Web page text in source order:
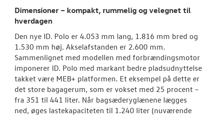
Dimensioner – kompakt, rummelig og velegnet til
hverdagen
Den nye ID. Polo er 4.053 mm lang, 1.816 mm bred og
1.530 mm høj. Akselafstanden er 2.600 mm.
Sammenlignet med modellen med forbrændingsmotor
imponerer ID. Polo med markant bedre pladsudnyttelse
takket være MEB+ platformen. Et eksempel på dette er
det store bagagerum, som er vokset med 25 procent –
fra 351 til 441 liter. Når bagsæderyglænene lægges
ned, øges lastekapaciteten til 1.240 liter (nuværende